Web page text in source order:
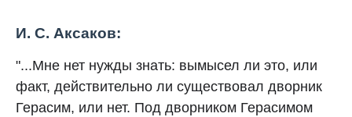
И. С. Аксаков:
"...Мне нет нужды знать: вымысел ли это, или
факт, действительно ли существовал дворник
Герасим, или нет. Под дворником Герасимом